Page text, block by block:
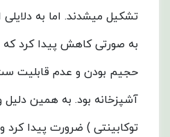
تشکیل میشدند. اما به دلایلی
به صورتی کاهش پیدا کرد که
حجیم بودن و عدم قابلیت
آشپزخانه بود. به همین دلیل
توکابینتی ) ضرورت پیدا کرد